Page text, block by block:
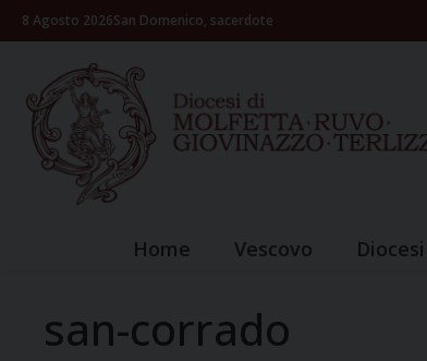
Skip8 Agosto 2026San Domenico, sacerdote
Home Vescovo Diocesi
san-corrado